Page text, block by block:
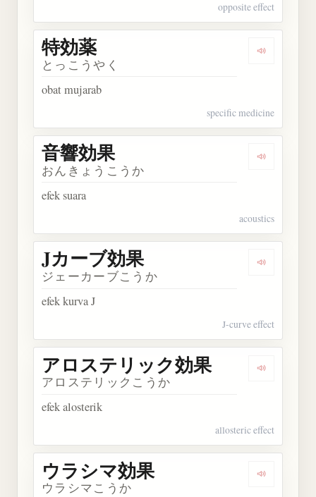
opposite effect
Dengarkan
特効薬
とっこうやく
obat mujarab
specific medicine
Dengarkan
音響効果
おんきょうこうか
efek suara
acoustics
Dengarkan
Jカーブ効果
ジェーカーブこうか
efek kurva J
J-curve effect
Dengarkan
アロステリック効果
アロステリックこうか
efek alosterik
allosteric effect
Dengarkan
ウラシマ効果
ウラシマこうか